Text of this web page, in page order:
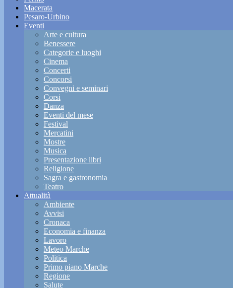
Macerata
Pesaro-Urbino
Eventi
Arte e cultura
Benessere
Categorie e luoghi
Cinema
Concerti
Concorsi
Convegni e seminari
Corsi
Danza
Eventi del mese
Festival
Mercatini
Mostre
Musica
Presentazione libri
Religione
Sagra e gastronomia
Teatro
Attualità
Ambiente
Avvisi
Cronaca
Economia e finanza
Lavoro
Meteo Marche
Politica
Primo piano Marche
Regione
Salute